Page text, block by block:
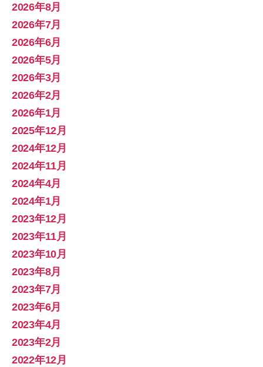
2026年8月
2026年7月
2026年6月
2026年5月
2026年3月
2026年2月
2026年1月
2025年12月
2024年12月
2024年11月
2024年4月
2024年1月
2023年12月
2023年11月
2023年10月
2023年8月
2023年7月
2023年6月
2023年4月
2023年2月
2022年12月